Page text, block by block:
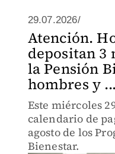
29.07.2026/
Atención.
depositan 3
la Pensión
hombres y ...
Este miércoles
calendario de
agosto de los
Bienestar.